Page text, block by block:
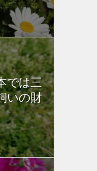
では三
いの財